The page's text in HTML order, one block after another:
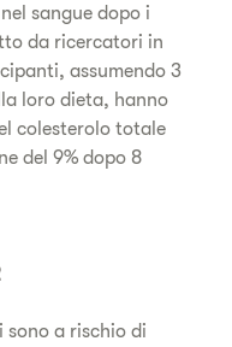
sangue dopo i
da ricercatori in
assumendo 3
loro dieta, hanno
colesterolo totale
del 9% dopo 8
sono a rischio di